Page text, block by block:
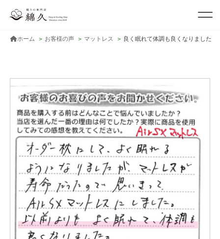
ホーム お客様の声 マットレス 良く眠れて体調も良くなりました